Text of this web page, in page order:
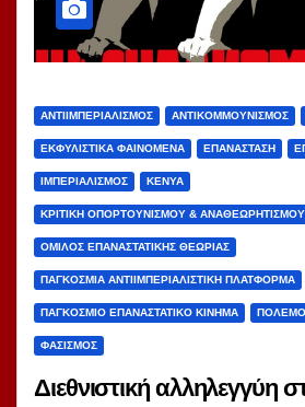
ΑΝΤΙΙΜΠΕΡΙΑΛΙΣΜΌΣ ΑΝΤΙΚΟΜΜΟΥΝΙΣΜΌΣ
ΕΚΦΥΛΙΣΤΙΚΆ ΦΑΙΝΌΜΕΝΑ ΕΠΑΝΆΣΤΑΣΗ
ΙΜΠΕΡΙΑΛΙΣΜΌΣ ΚΈΝΥΑ
ΚΡΙΤΙΚΉ ΟΠΟΡΤΟΥΝΙΣΜΟΎ & ΑΝΑΘΕΩΡΗΤΙΣΜΟΎ
ΌΜΙΛΟΣ ΕΠΑΝΑΣΤΑΤΙΚΉΣ ΘΕΩΡΊΑΣ
ΠΑΓΚΌΣΜΙΑ ΑΝΤΙΙΜΠΕΡΙΑΛΙΣΤΙΚΉ ΠΛΑΤΦΌΡΜΑ
ΠΑΓΚΌΣΜΙΟ ΕΠΑΝΑΣΤΑΤΙΚΌ ΚΊΝΗΜΑ
ΦΑΣΙΣΜΌΣ
Διεθνιστική αλληλεγγύη